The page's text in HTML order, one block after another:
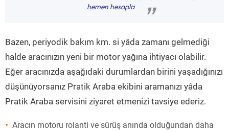
hemen hesapla
”
Bazen, periyodik bakım km. si yâda zamanı gelmediği
halde aracınızın yeni bir motor yağına ihtiyacı olabilir.
Eğer aracınızda aşağıdaki durumlardan birini yaşadığınızı
düşünüyorsanız Pratik Araba ekibini aramanızı yâda
Pratik Araba servisini ziyaret etmenizi tavsiye ederiz.
Aracın motoru rolanti ve sürüş anında olduğundan daha